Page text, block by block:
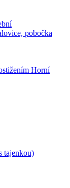
pobočka
Horní
tajenkou)